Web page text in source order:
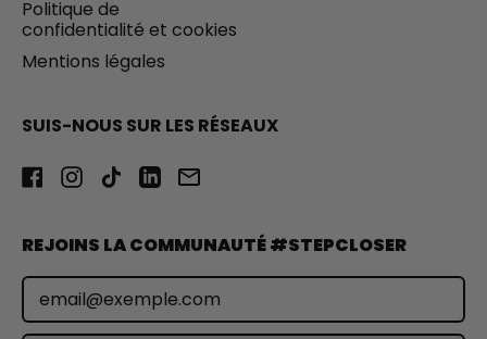
Politique de
confidentialité et cookies
Mentions légales
SUIS-NOUS SUR LES RÉSEAUX
Facebook
Instagram
TikTokLinkedInEmail
REJOINS LA COMMUNAUTÉ #STEPCLOSER
Adresse e-mail